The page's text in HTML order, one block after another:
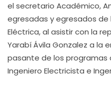
el secretario Académico,
egresadas y egresados de
Eléctrica, al asistir con la
Yarabí Ávila Gonzalez a la
pasante de los programas
Ingeniero Electricista e